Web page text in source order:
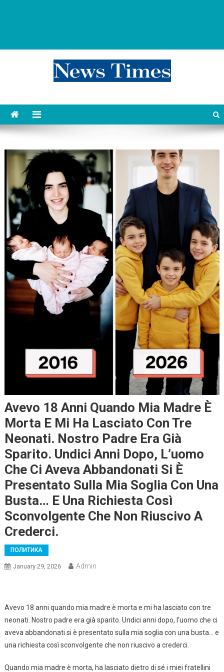
Avevo 18 Anni Quando Mia Madre È
Morta E Mi Ha Lasciato Con Tre
Neonati. Nostro Padre Era Già
Sparito. Undici Anni Dopo, L’uomo
Che Ci Aveva Abbandonati Si È
Presentato Sulla Mia Soglia Con Una
Busta… E Una Richiesta Così
Sconvolgente Che Non Riuscivo A
Crederci.
ПОЛИТИКА
January 29, 2026 Admin
Avevo 18 anni quando mia madre è morta e mi ha lasciato con tre
neonati. Nostro padre era già sparito. Undici anni dopo, l’uomo che ci
aveva abbandonati si è presentato sulla mia soglia con una busta… e
una richiesta così sconvolgente che non riuscivo a crederci.
Quando mia madre è morta, ha lasciato dietro di sé i miei fratellini